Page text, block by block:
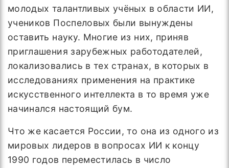
молодых талантливых учёных в области ИИ,
учеников Поспеловых были вынуждены
оставить науку. Многие из них, приняв
приглашения зарубежных работодателей,
локализовались в тех странах, в которых в
исследованиях применения на практике
искусственного интеллекта в то время уже
начинался настоящий бум.
Что же касается России, то она из одного из
мировых лидеров в вопросах ИИ к концу
1990 годов переместилась в число